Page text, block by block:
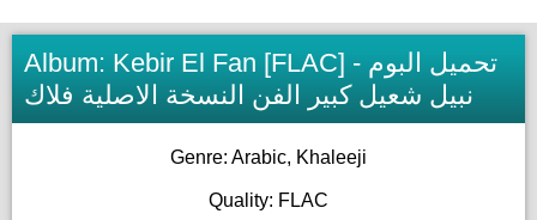
Album: Kebir El Fan [FLAC] - تحميل البوم
نبيل شعيل كبير الفن النسخة الاصلية فلاك
Genre: Arabic, Khaleeji
Quality: FLAC